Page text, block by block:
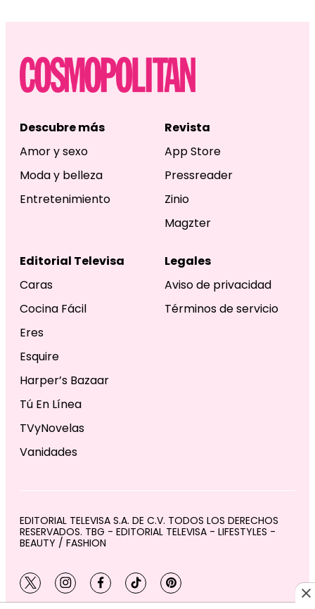
Descubre más
Amor y sexo
Moda y belleza
Entretenimiento
Revista
App Store
Pressreader
Zinio
Magzter
Editorial Televisa
Caras
Cocina Fácil
Eres
Esquire
Harper’s Bazaar
Tú En Línea
TVyNovelas
Vanidades
Legales
Aviso de privacidad
Términos de servicio
EDITORIAL TELEVISA S.A. DE C.V. TODOS LOS DERECHOS
RESERVADOS. TBG - EDITORIAL TELEVISA - LIFESTYLES -
BEAUTY / FASHION
twitterinstagram
facebooktiktokpinterest